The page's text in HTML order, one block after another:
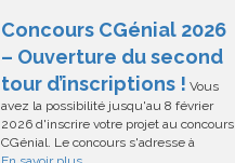
Concours CGénial 2026
– Ouverture du second
tour d’inscriptions ! Vous
avez la possibilité jusqu'au 8 février
2026 d'inscrire votre projet au concours
CGénial. Le concours s'adresse à